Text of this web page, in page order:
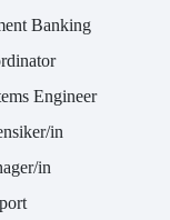
Banking
Engineer
in
in